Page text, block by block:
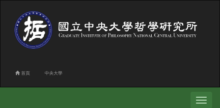
首頁 中央大學
Toggle